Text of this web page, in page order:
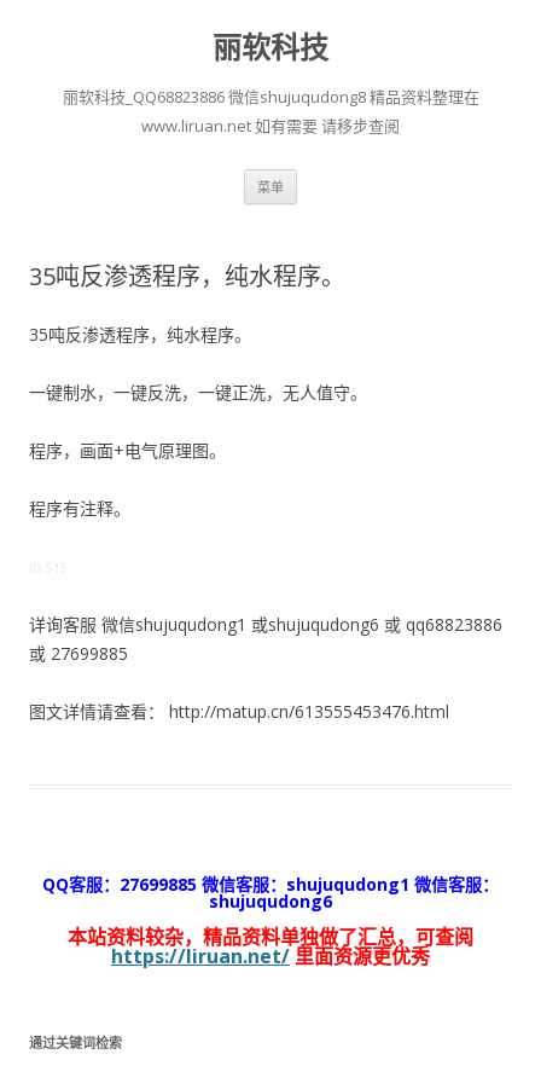
丽软科技
丽软科技_QQ68823886 微信shujuqudong8 精品资料整理在
www.liruan.net 如有需要 请移步查阅
菜单
35吨反渗透程序，纯水程序。
35吨反渗透程序，纯水程序。
一键制水，一键反洗，一键正洗，无人值守。
程序，画面+电气原理图。
程序有注释。
ID:515
详询客服 微信shujuqudong1 或shujuqudong6 或 qq68823886
或 27699885
图文详情请查看： http://matup.cn/613555453476.html
QQ客服：27699885 微信客服：shujuqudong1 微信客服：
shujuqudong6
本站资料较杂，精品资料单独做了汇总，可查阅
https://liruan.net/ 里面资源更优秀
通过关键词检索